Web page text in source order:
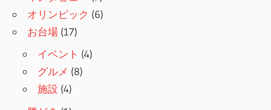
オリンピック (6)
お台場 (17)
イベント (4)
グルメ (8)
施設 (4)